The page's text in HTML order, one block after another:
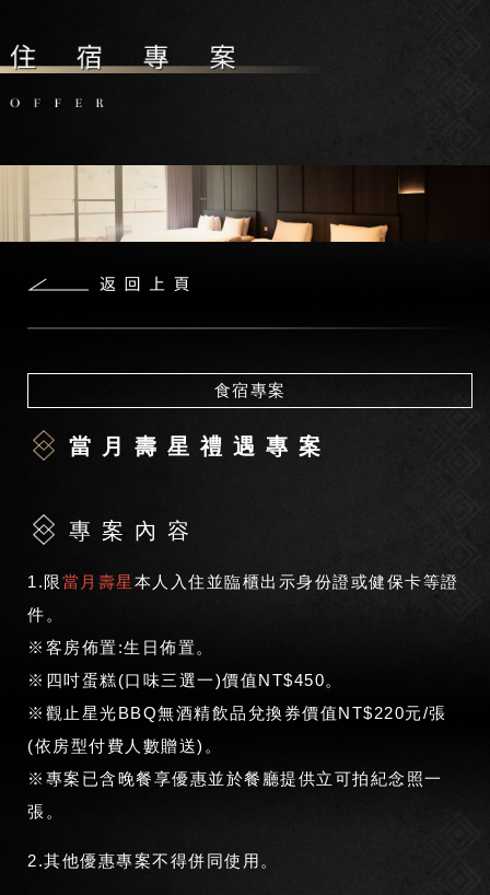
食宿專案
當月壽星禮遇專案
專案內容
1.限當月壽星 本人入住並臨櫃出示身份證或健保卡等證
件。
※客房佈置:生日佈置。
※四吋蛋糕(口味三選一)價值NT$450。
※觀止星光BBQ無酒精飲品兌換券價值NT$220元/張
(依房型付費人數贈送)。
※專案已含晚餐享優惠並於餐廳提供立可拍紀念照一
張。
2.其他優惠專案不得併同使用。